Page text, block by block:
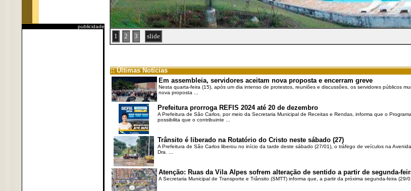
publicidade
1 2 3 slide
:: Últimas Notícias
Em assembleia, servidores aceitam nova proposta e encerram greve
Nesta quarta-feira (15), após um dia intenso de protestos, reuniões e discussões, os servidores públicos
nova proposta ...
Prefeitura prorroga REFIS 2024 até 20 de dezembro
A Prefeitura de São Carlos, por meio da Secretaria Municipal de Receitas e Rendas, informa que o
possibilita que o contribuinte ...
Trânsito é liberado na Rotatório do Cristo neste sábado (27)
A Prefeitura de São Carlos liberou no início da tarde deste sábado (27/01), o tráfego de veículos na
Dra. ...
Atenção: Ruas da Vila Alpes sofrem alteração de sentido a partir de segunda-
A Secretaria Municipal de Transporte e Trânsito (SMTT) informa que, a partir da próxima segunda-feira (29/